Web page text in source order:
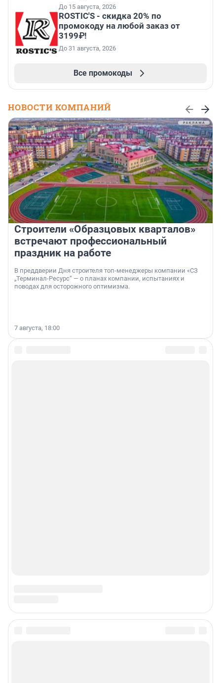
До 15 августа, 2026
ROSTIC'S - скидка 20% по
промокоду на любой заказ от
3199₽!
До 31 августа, 2026
Все промокоды
НОВОСТИ КОМПАНИЙ
Строители «Образцовых кварталов»
встречают профессиональный
праздник на работе
В преддверии Дня строителя топ-менеджеры компании «СЗ
„Терминал-Ресурс“ — о планах компании, испытаниях и
поводах для осторожного оптимизма.
7 августа, 18:00